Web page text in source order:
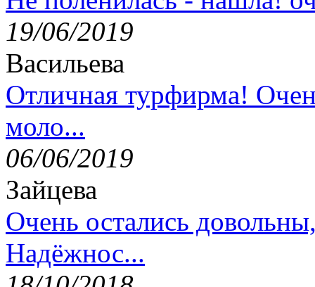
19/06/2019
Васильева
Отличная турфирма!
моло...
06/06/2019
Зайцева
Очень остались
Надёжнос...